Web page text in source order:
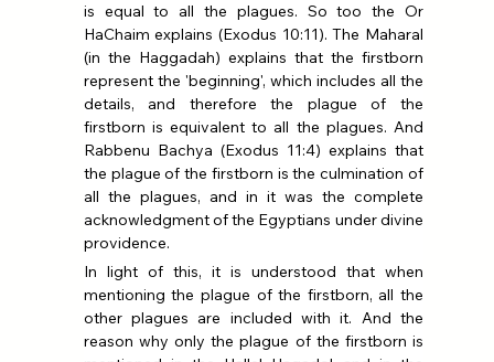
is equal to all the plagues. So too the Or
HaChaim explains (Exodus 10:11). The Maharal
(in the Haggadah) explains that the firstborn
represent the 'beginning', which includes all the
details, and therefore the plague of the
firstborn is equivalent to all the plagues. And
Rabbenu Bachya (Exodus 11:4) explains that
the plague of the firstborn is the culmination of
all the plagues, and in it was the complete
acknowledgment of the Egyptians under divine
providence.
In light of this, it is understood that when
mentioning the plague of the firstborn, all the
other plagues are included with it. And the
reason why only the plague of the firstborn is